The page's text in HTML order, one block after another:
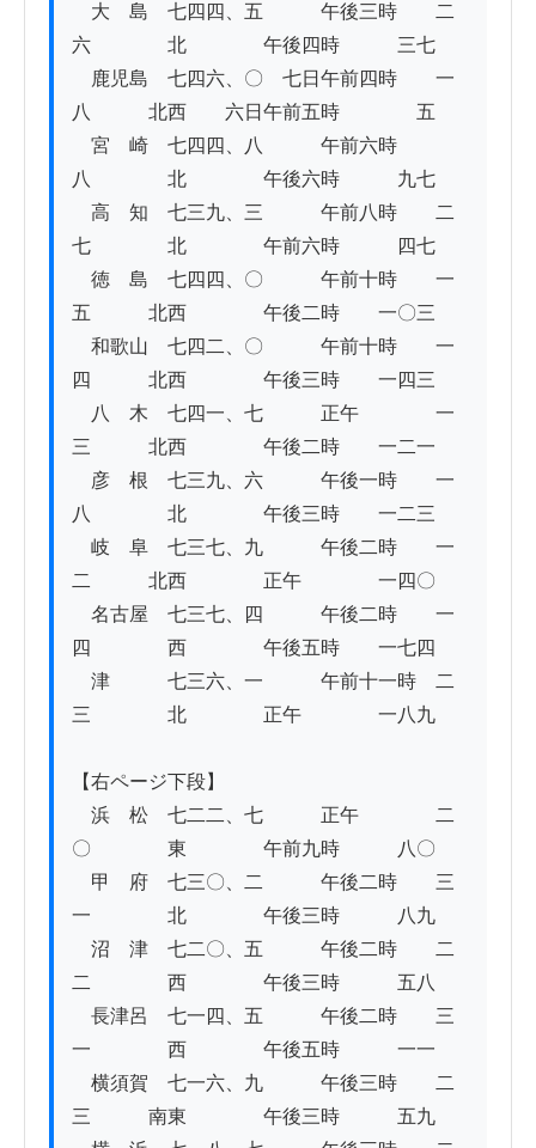
大　島　七四四、五　　　午後三時　　二
六　　　　北　　　　午後四時　　　三七
鹿児島　七四六、〇　七日午前四時　　一
八　　　北西　　六日午前五時　　　　五
宮　崎　七四四、八　　　午前六時
八　　　　北　　　　午後六時　　　九七
高　知　七三九、三　　　午前八時　　二
七　　　　北　　　　午前六時　　　四七
徳　島　七四四、〇　　　午前十時　　一
五　　　北西　　　　午後二時　　一〇三
和歌山　七四二、〇　　　午前十時　　一
四　　　北西　　　　午後三時　　一四三
八　木　七四一、七　　　正午　　　　一
三　　　北西　　　　午後二時　　一二一
彦　根　七三九、六　　　午後一時　　一
八　　　　北　　　　午後三時　　一二三
岐　阜　七三七、九　　　午後二時　　一
二　　　北西　　　　正午　　　　一四〇
名古屋　七三七、四　　　午後二時　　一
四　　　　西　　　　午後五時　　一七四
津　　　七三六、一　　　午前十一時　二
三　　　　北　　　　正午　　　　一八九
【右ページ下段】
浜　松　七二二、七　　　正午　　　　二
〇　　　　東　　　　午前九時　　　八〇
甲　府　七三〇、二　　　午後二時　　三
一　　　　北　　　　午後三時　　　八九
沼　津　七二〇、五　　　午後二時　　二
二　　　　西　　　　午後三時　　　五八
長津呂　七一四、五　　　午後二時　　三
一　　　　西　　　　午後五時　　　一一
横須賀　七一六、九　　　午後三時　　二
三　　　南東　　　　午後三時　　　五九